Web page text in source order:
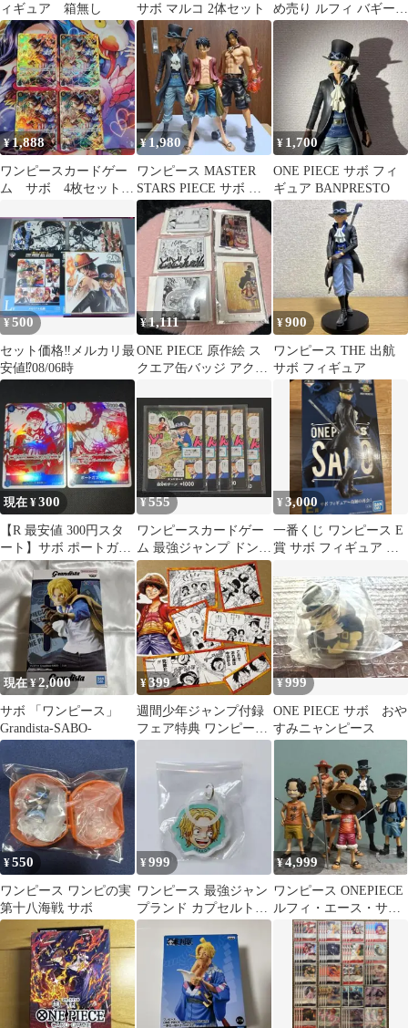
ィギュア 箱無し
サボ マルコ 2体セット
め売り ルフィ バギー
シャンクス エース サボ
¥1,888
ワンピースカードゲー
ム サボ 4枚セット
¥1,980
ワンピース MASTER
STARS PIECE サボ ル
フィ エース
¥ 1,700
ONE PIECE サボ フィ
ギュア BANPRESTO
¥500
セット価格‼️メルカリ最
安値⁉️08/06時
¥1,111
ONE PIECE 原作絵 ス
クエア缶バッジ アクリ
¥900
ワンピース THE 出航
サボ フィギュア
現在 ¥300
【R 最安値 300円スタ
ート】サボ ポートガ
ス・D・エース 2枚セッ
ト
¥555
ワンピースカードゲー
ム 最強ジャンプ ドン!!
カード サボ 5枚セット
¥3,000
一番くじ ワンピース E
賞 サボ フィギュア 奇
現在 ¥2,000
サボ 「ワンピース」
Grandista-SABO-
¥399
週間少年ジャンプ付録
フェア特典 ワンピース
フレークシールエース
ルフィ サボ
¥999
ONE PIECE サボ おや
すみニャンピース
¥550
ワンピース ワンピの実
第十八海戦 サボ
¥999
ワンピース 最強ジャン
プランド カプセルトイ
アンブレラチャーム サ
ボ ①
¥4,999
ワンピース ONEPIECE
ルフィ・エース・サボ
フィギュアセット